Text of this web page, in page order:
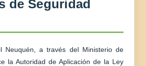
de Seguridad
Neuquén, a través del Ministerio de
la Autoridad de Aplicación de la Ley